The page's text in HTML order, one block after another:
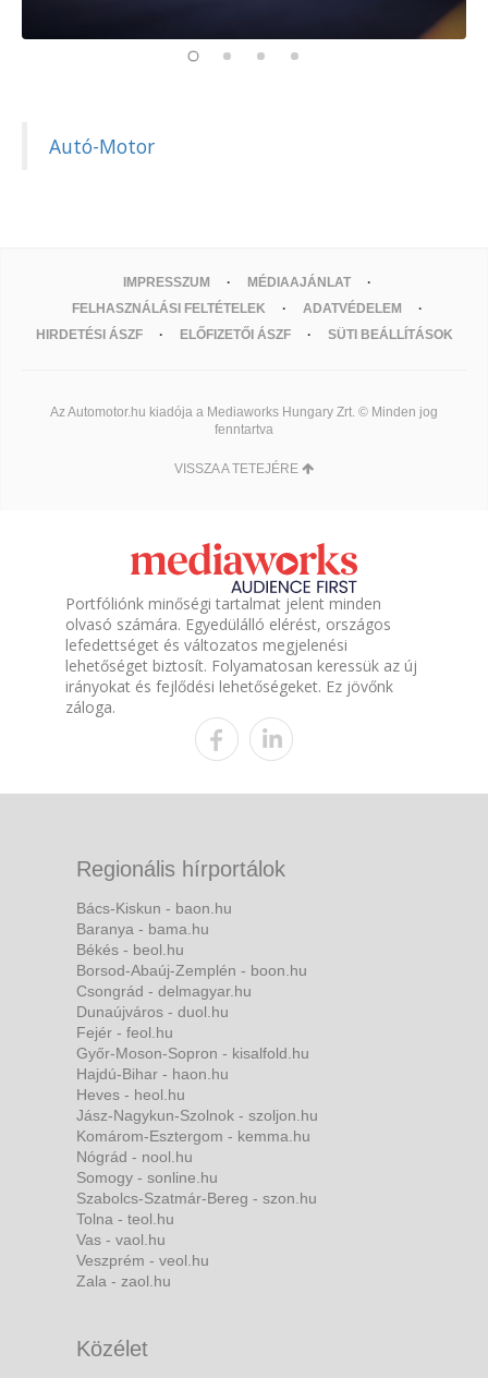
Autó-Motor
IMPRESSZUM
MÉDIAAJÁNLAT
FELHASZNÁLÁSI FELTÉTELEK
ADATVÉDELEM
HIRDETÉSI ÁSZF
ELŐFIZETŐI ÁSZF SÜTI BEÁLLÍTÁSOK
Az Automotor.hu kiadója a Mediaworks Hungary Zrt. © Minden jog
fenntartva
VISSZA A TETEJÉRE
Portfóliónk minőségi tartalmat jelent minden
olvasó számára. Egyedülálló elérést, országos
lefedettséget és változatos megjelenési
lehetőséget biztosít. Folyamatosan keressük az új
irányokat és fejlődési lehetőségeket. Ez jövőnk
záloga.
Regionális hírportálok
Bács-Kiskun - baon.hu
Baranya - bama.hu
Békés - beol.hu
Borsod-Abaúj-Zemplén - boon.hu
Csongrád - delmagyar.hu
Dunaújváros - duol.hu
Fejér - feol.hu
Győr-Moson-Sopron - kisalfold.hu
Hajdú-Bihar - haon.hu
Heves - heol.hu
Jász-Nagykun-Szolnok - szoljon.hu
Komárom-Esztergom - kemma.hu
Nógrád - nool.hu
Somogy - sonline.hu
Szabolcs-Szatmár-Bereg - szon.hu
Tolna - teol.hu
Vas - vaol.hu
Veszprém - veol.hu
Zala - zaol.hu
Közélet